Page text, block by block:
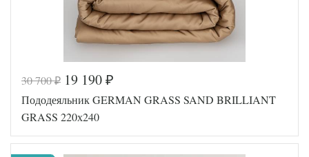
Код товара
561-746
Артикул
GG-12240
Ткань
Сатин
Размер
240х220
30 700₽ 19 190 ₽
Пододеяльник GERMAN GRASS SAND BRILLIANT
GRASS 220х240